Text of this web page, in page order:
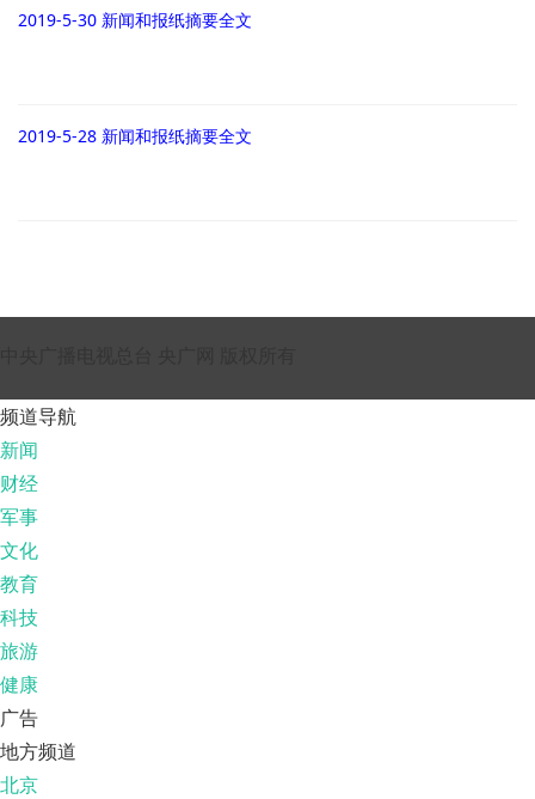
2019-5-30 新闻和报纸摘要全文
2019-5-28 新闻和报纸摘要全文
频道导航
新闻
财经
军事
文化
教育
科技
旅游
健康
广告
地方频道
北京